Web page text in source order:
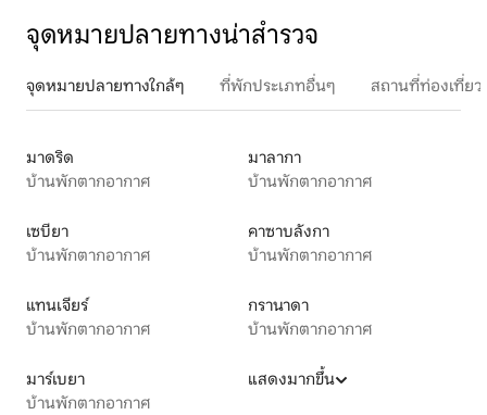
จุดหมายปลายทางน่าสำรวจ
จุดหมายปลายทางใกล้ๆ ที่พักประเภทอื่นๆ สถานที่ท่องเที่ย
มาดริด
บ้านพักตากอากาศ
มาลากา
บ้านพักตากอากาศ
เซบียา
บ้านพักตากอากาศ
คาซาบลังกา
บ้านพักตากอากาศ
แทนเจียร์
บ้านพักตากอากาศ
กรานาดา
บ้านพักตากอากาศ
มาร์เบยา
บ้านพักตากอากาศ
แสดงมากขึ้น